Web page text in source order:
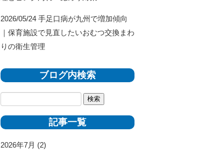
2026/05/24 手足口病が九州で増加傾向
｜保育施設で見直したいおむつ交換まわ
りの衛生管理
ブログ内検索
記事一覧
2026年7月 (2)